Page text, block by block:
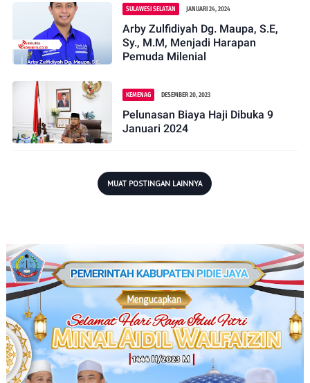
SULAWESI SELATAN JANUARI 24, 2024
Arby Zulfidiyah Dg. Maupa, S.E,
Sy., M.M, Menjadi Harapan
Pemuda Milenial
KEMENAG DESEMBER 20, 2023
Pelunasan Biaya Haji Dibuka 9
Januari 2024
MUAT POSTINGAN LAINNYA